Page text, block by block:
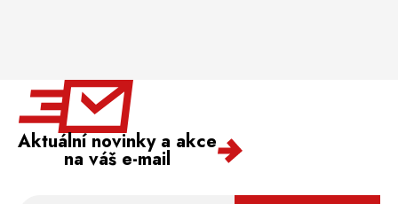
Aktuální novinky a akce
na váš e-mail